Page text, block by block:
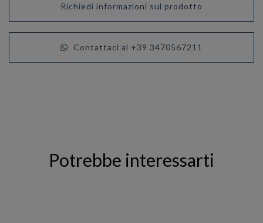
Richiedi informazioni sul prodotto
Contattaci al +39 3470567211
Potrebbe interessarti